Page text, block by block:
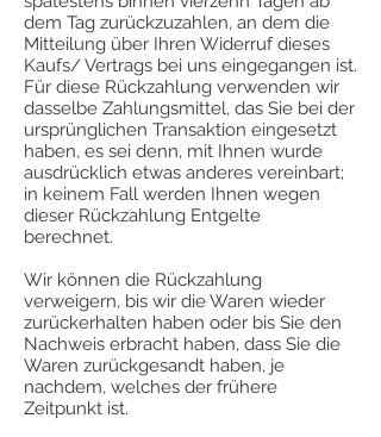
dem Tag zurückzuzahlen, an dem die
Mitteilung über Ihren Widerruf dieses
Kaufs/ Vertrags bei uns eingegangen ist.
Für diese Rückzahlung verwenden wir
dasselbe Zahlungsmittel, das Sie bei der
ursprünglichen Transaktion eingesetzt
haben, es sei denn, mit Ihnen wurde
ausdrücklich etwas anderes vereinbart;
in keinem Fall werden Ihnen wegen
dieser Rückzahlung Entgelte
berechnet.
Wir können die Rückzahlung
verweigern, bis wir die Waren wieder
zurückerhalten haben oder bis Sie den
Nachweis erbracht haben, dass Sie die
Waren zurückgesandt haben, je
nachdem, welches der frühere
Zeitpunkt ist.